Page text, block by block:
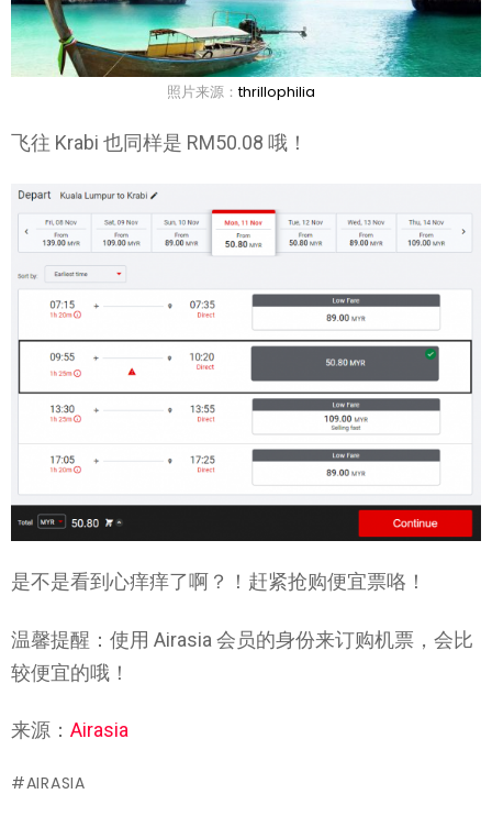
照片来源：thrillophilia
飞往 Krabi 也同样是 RM50.08 哦！
是不是看到心痒痒了啊？！赶紧抢购便宜票咯！
温馨提醒：使用 Airasia 会员的身份来订购机票，会比
较便宜的哦！
来源： Airasia
AIRASIA